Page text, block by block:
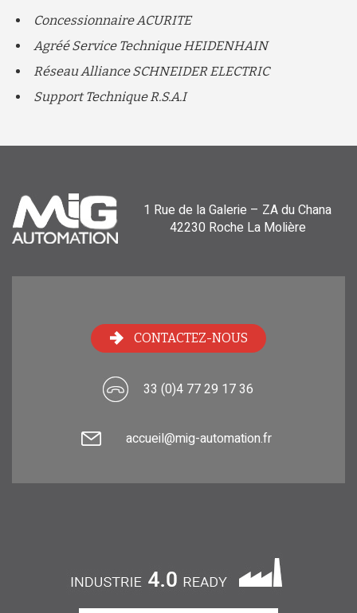
Concessionnaire ACURITE
Agréé Service Technique HEIDENHAIN
Réseau Alliance SCHNEIDER ELECTRIC
Support Technique R.S.A.I
1 Rue de la Galerie – ZA du Chana
42230 Roche La Molière
CONTACTEZ-NOUS
33 (0)4 77 29 17 36
accueil@mig-automation.fr